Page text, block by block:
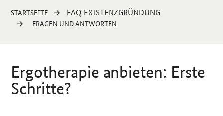
Sie
sind
STARTSEITE FAQ EXISTENZGRÜNDUNG
FRAGEN UND ANTWORTEN
Ergotherapie anbieten: Erste
Schritte?